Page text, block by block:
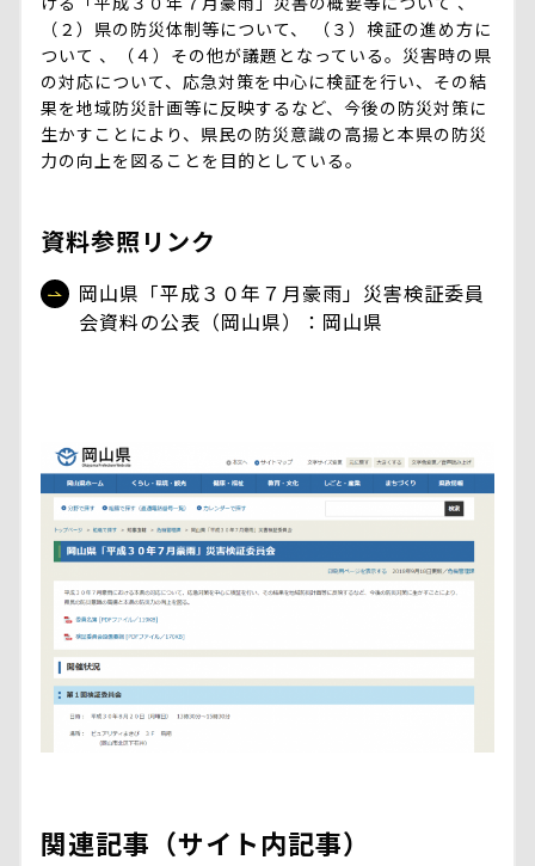
（２）県の防災体制等について、 （３）検証の進め方に
ついて 、（４）その他が議題となっている。災害時の県
の対応について、応急対策を中心に検証を行い、その結
果を地域防災計画等に反映するなど、今後の防災対策に
生かすことにより、県民の防災意識の高揚と本県の防災
力の向上を図ることを目的としている。
資料参照リンク
岡山県「平成３０年７月豪雨」災害検証委員
会資料の公表（岡山県）：岡山県
関連記事（サイト内記事）